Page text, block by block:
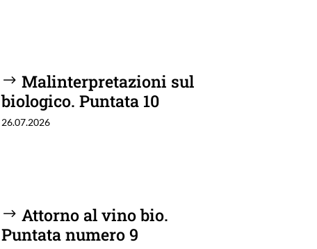
Malinterpretazioni sul
biologico. Puntata 10
26.07.2026
Attorno al vino bio.
Puntata numero 9